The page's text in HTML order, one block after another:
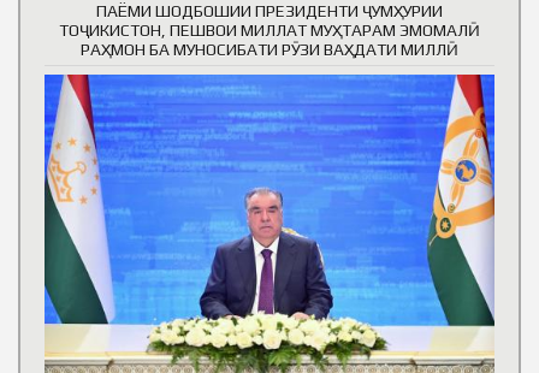
ПАЁМИ ШОДБОШИИ ПРЕЗИДЕНТИ ҶУМҲУРИИ
ТОҶИКИСТОН, ПЕШВОИ МИЛЛАТ МУҲТАРАМ ЭМОМАЛӢ
РАҲМОН БА МУНОСИБАТИ РӮЗИ ВАҲДАТИ МИЛЛӢ